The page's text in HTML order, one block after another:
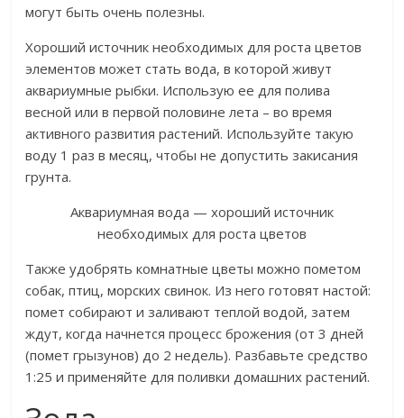
могут быть очень полезны.
Хороший источник необходимых для роста цветов
элементов может стать вода, в которой живут
аквариумные рыбки. Использую ее для полива
весной или в первой половине лета – во время
активного развития растений. Используйте такую
воду 1 раз в месяц, чтобы не допустить закисания
грунта.
Аквариумная вода — хороший источник
необходимых для роста цветов
Также удобрять комнатные цветы можно пометом
собак, птиц, морских свинок. Из него готовят настой:
помет собирают и заливают теплой водой, затем
ждут, когда начнется процесс брожения (от 3 дней
(помет грызунов) до 2 недель). Разбавьте средство
1:25 и применяйте для поливки домашних растений.